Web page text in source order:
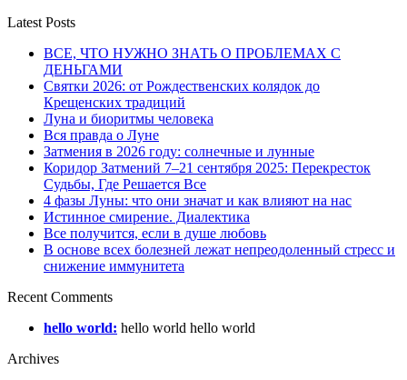
Latest Posts
ВСЕ, ЧТО НУЖНО ЗНАТЬ О ПРОБЛЕМАХ С
ДЕНЬГАМИ
Святки 2026: от Рождественских колядок до
Крещенских традиций
Луна и биоритмы человека
Вся правда о Луне
Затмения в 2026 году: солнечные и лунные
Коридор Затмений 7–21 сентября 2025: Перекресток
Судьбы, Где Решается Все
4 фазы Луны: что они значат и как влияют на нас
Истинное смирение. Диалектика
Все получится, если в душе любовь
В основе всех болезней лежат непреодоленный стресс и
снижение иммунитета
Recent Comments
hello world: hello world hello world
Archives